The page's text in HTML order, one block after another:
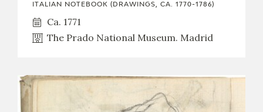
ITALIAN NOTEBOOK (DRAWINGS, CA. 1770-1786)
Ca. 1771
The Prado National Museum. Madrid